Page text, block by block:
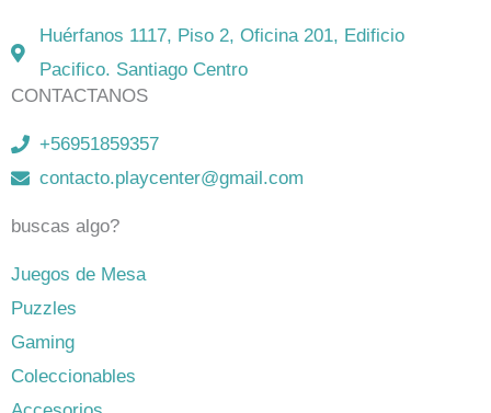
Huérfanos 1117, Piso 2, Oficina 201, Edificio
Pacifico. Santiago Centro
CONTACTANOS
+56951859357
contacto.playcenter@gmail.com
buscas algo?
Juegos de Mesa
Puzzles
Gaming
Coleccionables